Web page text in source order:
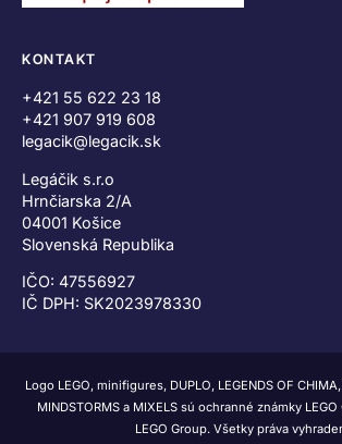
KONTAKT
+421 55 622 23 18
+421 907 919 608
legacik@legacik.sk
Legáčik s.r.o
Hrnčiarska 2/A
04001 Košice
Slovenská Republika
IČO: 47556927
IČ DPH: SK2023978330
Logo LEGO, minifigures, DUPLO, LEGENDS OF
MINDSTORMS a MIXELS sú ochranné známky
LEGO Group. Všetky práva